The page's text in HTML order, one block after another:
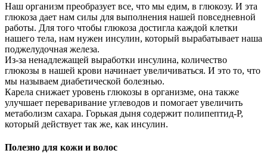
Наш организм преобразует все, что мы едим, в глюкозу. И эта
глюкоза дает нам силы для выполнения нашей повседневной
работы. Для того чтобы глюкоза достигла каждой клетки
нашего тела, нам нужен инсулин, который вырабатывает наша
поджелудочная железа.
Из-за ненадлежащей выработки инсулина, количество
глюкозы в нашей крови начинает увеличиваться. И это то, что
мы называем диабетической болезнью.
Карела снижает уровень глюкозы в организме, она также
улучшает переваривание углеводов и помогает увеличить
метаболизм сахара. Горькая дыня содержит полипептид-Р,
который действует так же, как инсулин.
Полезно для кожи и волос